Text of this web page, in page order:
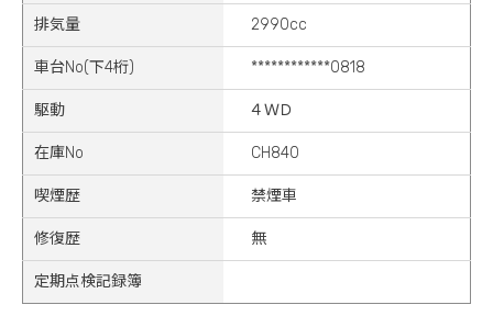
排気量 2990cc
車台No(下4桁) ************0818
駆動 ４ＷＤ
在庫No CH840
喫煙歴 禁煙車
修復歴 無
定期点検記録簿